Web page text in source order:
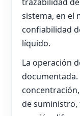
sistema, en el
confiabilidad
líquido.
La operación
documentada.
de